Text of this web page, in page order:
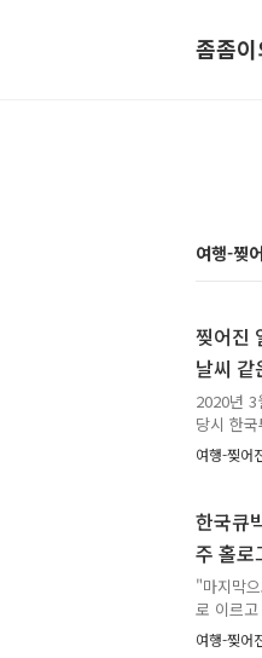
좀좀
여행-찢
찢어진
날씨 같
2020년 3
당시 한
벤트로
079430
수익률
외되었다
주식은?
여행-찢어
한국큐
주 홀로
단타 매
"마지막
로 이르
증시가
여행-찢어